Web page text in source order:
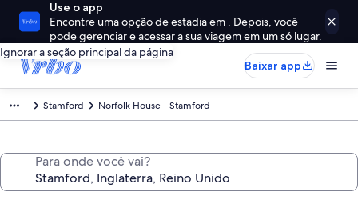
Use o app
Encontre uma opção de estadia em . Depois, você
pode gerenciar e acessar a sua viagem em um só lugar.
Ignorar a seção principal da página
Baixar app
Stamford Norfolk House - Stamford
Para onde você vai?